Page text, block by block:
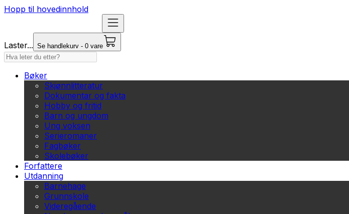
Hopp til hovedinnhold
Laster... Se handlekurv - 0 vare
Bøker
Skjønnlitteratur
Dokumentar og fakta
Hobby og fritid
Barn og ungdom
Ung voksen
Serieromaner
Fagbøker
Skolebøker
Forfattere
Utdanning
Barnehage
Grunnskole
Videregående